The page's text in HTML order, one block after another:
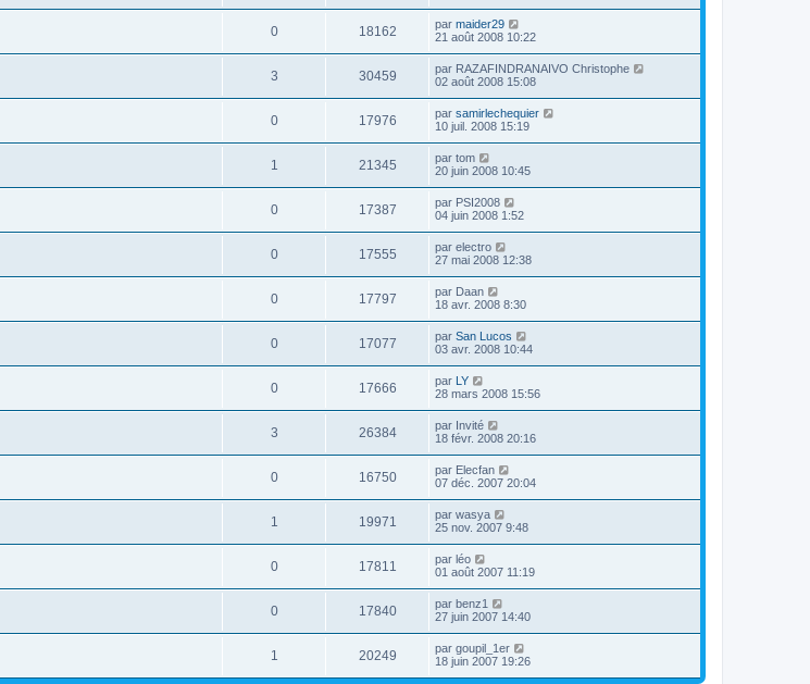
0 18162 par maider29
21 août 2008 10:22
3 30459 par RAZAFINDRANAIVO Christophe
02 août 2008 15:08
0 17976 par samirlechequier
10 juil. 2008 15:19
1 21345 par tom
20 juin 2008 10:45
0 17387 par PSI2008
04 juin 2008 1:52
0 17555 par electro
27 mai 2008 12:38
0 17797 par Daan
18 avr. 2008 8:30
0 17077 par San Lucos
03 avr. 2008 10:44
0 17666 par LY
28 mars 2008 15:56
3 26384 par Invité
18 févr. 2008 20:16
0 16750 par Elecfan
07 déc. 2007 20:04
1 19971 par wasya
25 nov. 2007 9:48
0 17811 par léo
01 août 2007 11:19
0 17840 par benz1
27 juin 2007 14:40
1 20249 par goupil_1er
18 juin 2007 19:26